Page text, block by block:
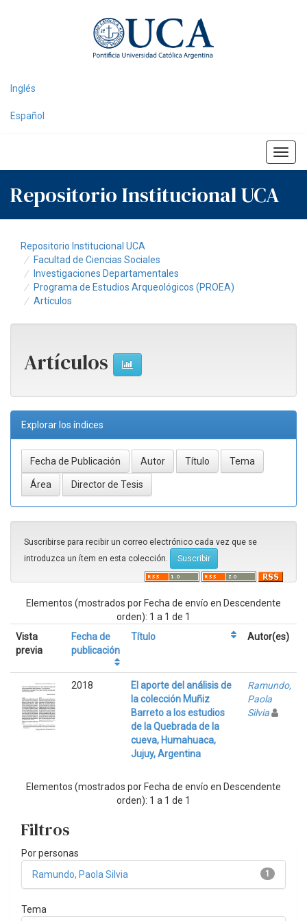
Inglés
Español
Repositorio Institucional UCA
Repositorio Institucional UCA
Facultad de Ciencias Sociales
Investigaciones Departamentales
Programa de Estudios Arqueológicos (PROEA)
Artículos
Artículos
Explorar los índices
Suscribirse para recibir un correo electrónico cada vez que se
introduzca un ítem en esta colección.
Elementos (mostrados por Fecha de envío en Descendente
orden): 1 a 1 de 1
Vista
previa
Fecha de
publicación
Título Autor(es)
2018
El aporte del análisis de
la colección Muñiz
Barreto a los estudios
de la Quebrada de la
cueva, Humahuaca,
Jujuy, Argentina
Ramundo,
Paola
Silvia
Elementos (mostrados por Fecha de envío en Descendente
orden): 1 a 1 de 1
Filtros
Por personas
1
Ramundo, Paola Silvia
Tema